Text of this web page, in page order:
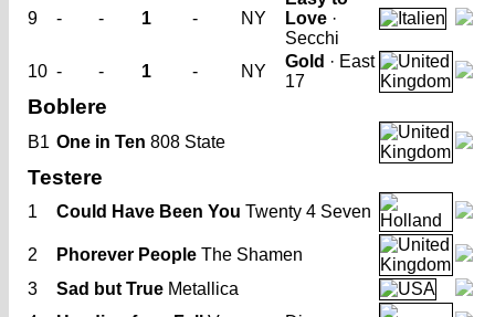
9 - - 1 - NY
Love ·
Secchi
10 - - 1 - NY
Gold · East
17
Boblere
B1 One in Ten 808 State
Testere
1 Could Have Been You Twenty 4 Seven
2 Phorever People The Shamen
3
Sad but True Metallica